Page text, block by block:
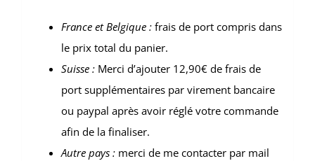
France et Belgique :frais de port compris dans
le prix total du panier.
Suisse :Merci d’ajouter 12,90€ de frais de
port supplémentaires par virement bancaire
ou paypal après avoir réglé votre commande
afin de la finaliser.
Autre pays :merci de me contacter par mail